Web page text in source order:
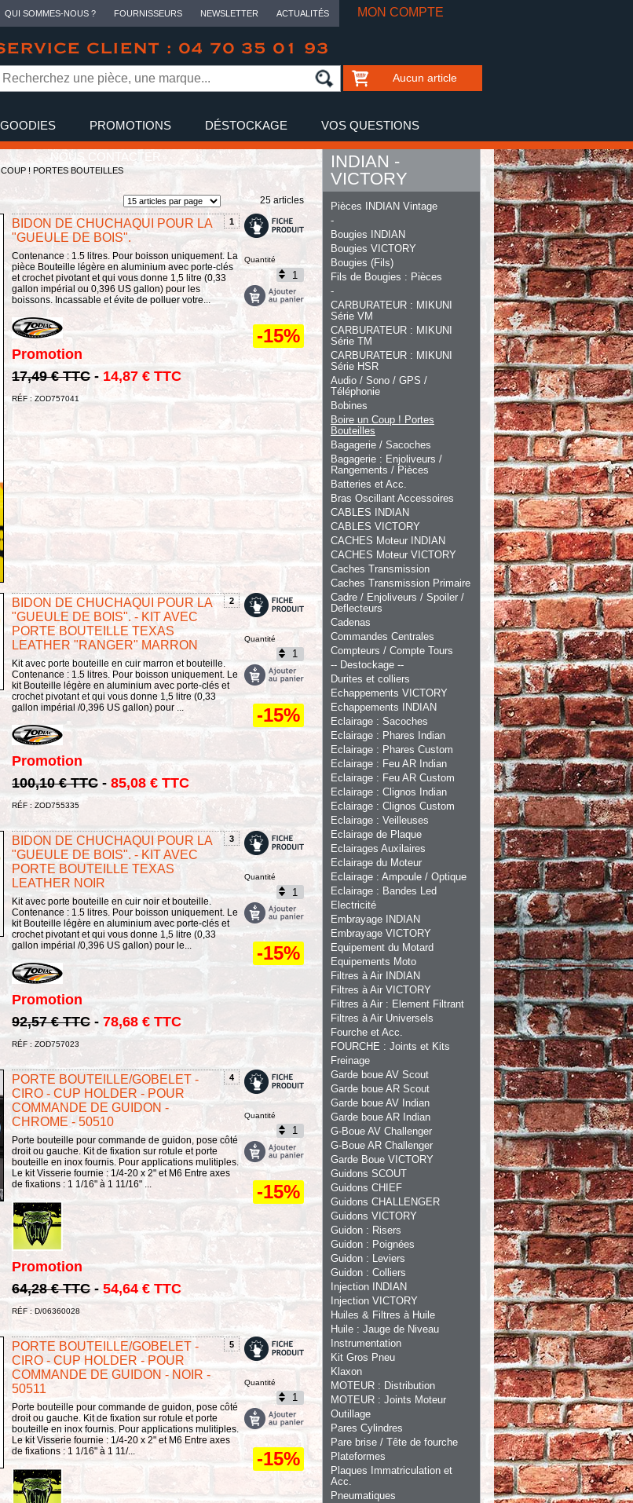
QUI SOMMES-NOUS ? FOURNISSEURS NEWSLETTER ACTUALITÉS MON COMPTE
CLIENT : 04 70 35 01 93
Aucun article
PROMOTIONS DÉSTOCKAGE VOS QUESTIONS
NOUS CONTACTER
! PORTES BOUTEILLES
25 articles
1
BIDON DE CHUCHAQUI POUR LA
"GUEULE DE BOIS".
Contenance : 1.5 litres. Pour boisson uniquement. La
pièce Bouteille légère en aluminium avec porte-clés
et crochet pivotant et qui vous donne 1,5 litre (0,33
gallon impérial ou 0,396 US gallon) pour les
boissons. Incassable et évite de polluer votre...
Promotion
17,49 € TTC - 14,87 € TTC
RÉF : ZOD757041
Quantité
-15%
2
BIDON DE CHUCHAQUI POUR LA
"GUEULE DE BOIS". - KIT AVEC
PORTE BOUTEILLE TEXAS
LEATHER "RANGER" MARRON
Kit avec porte bouteille en cuir marron et bouteille.
Contenance : 1.5 litres. Pour boisson uniquement. Le
kit Bouteille légère en aluminium avec porte-clés et
crochet pivotant et qui vous donne 1,5 litre (0,33
gallon impérial /0,396 US gallon) pour ...
Promotion
100,10 € TTC - 85,08 € TTC
RÉF : ZOD755335
Quantité
-15%
3
BIDON DE CHUCHAQUI POUR LA
"GUEULE DE BOIS". - KIT AVEC
PORTE BOUTEILLE TEXAS
LEATHER NOIR
Kit avec porte bouteille en cuir noir et bouteille.
Contenance : 1.5 litres. Pour boisson uniquement. Le
kit Bouteille légère en aluminium avec porte-clés et
crochet pivotant et qui vous donne 1,5 litre (0,33
gallon impérial /0,396 US gallon) pour le...
Promotion
92,57 € TTC - 78,68 € TTC
RÉF : ZOD757023
Quantité
-15%
4
PORTE BOUTEILLE/GOBELET -
CIRO - CUP HOLDER - POUR
COMMANDE DE GUIDON -
CHROME - 50510
Porte bouteille pour commande de guidon, pose côté
droit ou gauche. Kit de fixation sur rotule et porte
bouteille en inox fournis. Pour applications mulitiples.
Le kit Visserie fournie : 1/4-20 x 2" et M6 Entre axes
de fixations : 1 1/16" à 1 11/16" ...
Promotion
64,28 € TTC- 54,64 € TTC
RÉF : D/06360028
Quantité
-15%
5
PORTE BOUTEILLE/GOBELET -
CIRO - CUP HOLDER - POUR
COMMANDE DE GUIDON - NOIR -
50511
Porte bouteille pour commande de guidon, pose côté
droit ou gauche. Kit de fixation sur rotule et porte
bouteille en inox fournis. Pour applications mulitiples.
Le kit Visserie fournie : 1/4-20 x 2" et M6 Entre axes
de fixations : 1 1/16" à 1 11/...
Quantité
-15%
INDIAN -
VICTORY
Pièces INDIAN Vintage
-
Bougies INDIAN
Bougies VICTORY
Bougies (Fils)
Fils de Bougies : Pièces
-
CARBURATEUR : MIKUNI
Série VM
CARBURATEUR : MIKUNI
Série TM
CARBURATEUR : MIKUNI
Série HSR
Audio / Sono / GPS /
Téléphonie
Bobines
Boire un Coup ! Portes
Bouteilles
Bagagerie / Sacoches
Bagagerie : Enjoliveurs /
Rangements / Pièces
Batteries et Acc.
Bras Oscillant Accessoires
CABLES INDIAN
CABLES VICTORY
CACHES Moteur INDIAN
CACHES Moteur VICTORY
Caches Transmission
Caches Transmission Primaire
Cadre / Enjoliveurs / Spoiler /
Deflecteurs
Cadenas
Commandes Centrales
Compteurs / Compte Tours
-- Destockage --
Durites et colliers
Echappements VICTORY
Echappements INDIAN
Eclairage : Sacoches
Eclairage : Phares Indian
Eclairage : Phares Custom
Eclairage : Feu AR Indian
Eclairage : Feu AR Custom
Eclairage : Clignos Indian
Eclairage : Clignos Custom
Eclairage : Veilleuses
Eclairage de Plaque
Eclairages Auxilaires
Eclairage du Moteur
Eclairage : Ampoule / Optique
Eclairage : Bandes Led
Electricité
Embrayage INDIAN
Embrayage VICTORY
Equipement du Motard
Equipements Moto
Filtres à Air INDIAN
Filtres à Air VICTORY
Filtres à Air : Element Filtrant
Filtres à Air Universels
Fourche et Acc.
FOURCHE : Joints et Kits
Freinage
Garde boue AV Scout
Garde boue AR Scout
Garde boue AV Indian
Garde boue AR Indian
G-Boue AV Challenger
G-Boue AR Challenger
Garde Boue VICTORY
Guidons SCOUT
Guidons CHIEF
Guidons CHALLENGER
Guidons VICTORY
Guidon : Risers
Guidon : Poignées
Guidon : Leviers
Guidon : Colliers
Injection INDIAN
Injection VICTORY
Huiles & Filtres à Huile
Huile : Jauge de Niveau
Instrumentation
Kit Gros Pneu
Klaxon
MOTEUR : Distribution
MOTEUR : Joints Moteur
Outillage
Pares Cylindres
Pare brise / Tête de fourche
Plateformes
Plaques Immatriculation et
Acc.
Pneumatiques